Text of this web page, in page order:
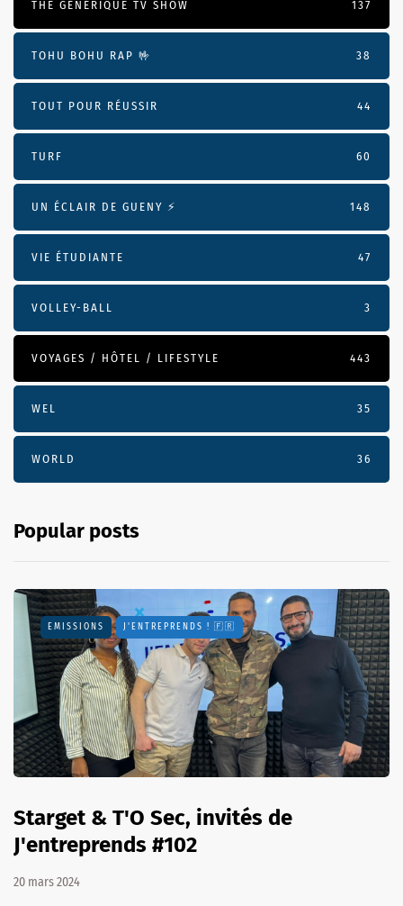
THE GÉNÉRIQUE TV SHOW 137
TOHU BOHU RAP 🤟 38
TOUT POUR RÉUSSIR 44
TURF 60
UN ÉCLAIR DE GUENY ⚡️ 148
VIE ÉTUDIANTE 47
VOLLEY-BALL 3
VOYAGES / HÔTEL / LIFESTYLE 443
WEL 35
WORLD 36
Popular posts
EMISSIONS J'ENTREPRENDS ! 🇫🇷
Starget & T'O Sec, invités de
J'entreprends #102
20 mars 2024